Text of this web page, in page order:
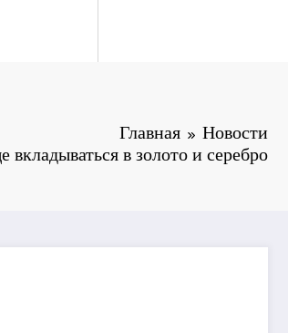
Главная
Новости
вкладываться в золото и серебро